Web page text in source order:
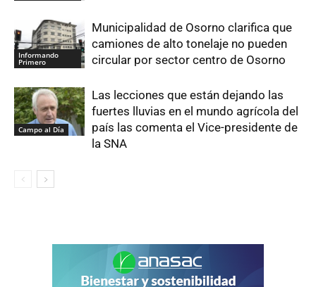
Informando
Primero
Municipalidad de Osorno clarifica que
camiones de alto tonelaje no pueden
circular por sector centro de Osorno
Campo al Día
Las lecciones que están dejando las
fuertes lluvias en el mundo agrícola del
país las comenta el Vice-presidente de
la SNA